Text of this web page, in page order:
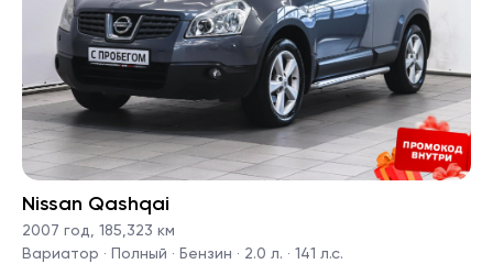
Nissan Qashqai
2007 год, 185,323 км
Вариатор · Полный · Бензин · 2.0 л. · 141 л.с.